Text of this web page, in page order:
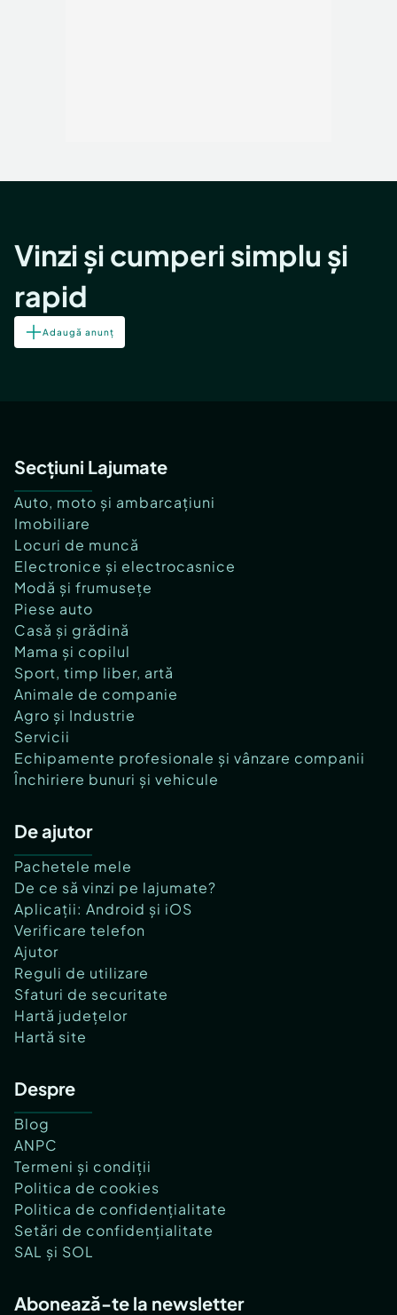
Vinzi și cumperi simplu și
rapid
Adaugă anunț
Secțiuni Lajumate
Auto, moto și ambarcațiuni
Imobiliare
Locuri de muncă
Electronice și electrocasnice
Modă și frumusețe
Piese auto
Casă și grădină
Mama și copilul
Sport, timp liber, artă
Animale de companie
Agro și Industrie
Servicii
Echipamente profesionale și vânzare companii
Închiriere bunuri și vehicule
De ajutor
Pachetele mele
De ce să vinzi pe lajumate?
Aplicații: Android și iOS
Verificare telefon
Ajutor
Reguli de utilizare
Sfaturi de securitate
Hartă județelor
Hartă site
Despre
Blog
ANPC
Termeni și condiții
Politica de cookies
Politica de confidențialitate
Setări de confidențialitate
SAL și SOL
Abonează-te la newsletter